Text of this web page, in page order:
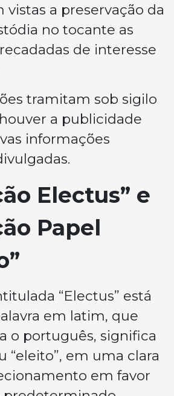
vistas a preservação da
no tocante as
de interesse
tramitam sob sigilo
a publicidade
informações
Electus” e
Papel
“Electus” está
em latim, que
o português, significa
“eleito”, em uma clara
em favor